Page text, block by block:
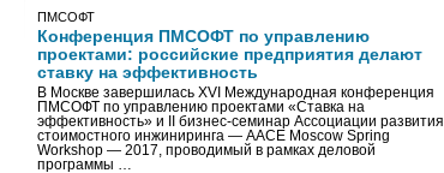
ПМСОФТ
Конференция ПМСОФТ по управлению
проектами: российские предприятия делают
ставку на эффективность
В Москве завершилась XVI Международная конференция
ПМСОФТ по управлению проектами «Ставка на
эффективность» и II бизнес-семинар Ассоциации развития
стоимостного инжиниринга — AACE Moscow Spring
Workshop — 2017, проводимый в рамках деловой
программы …